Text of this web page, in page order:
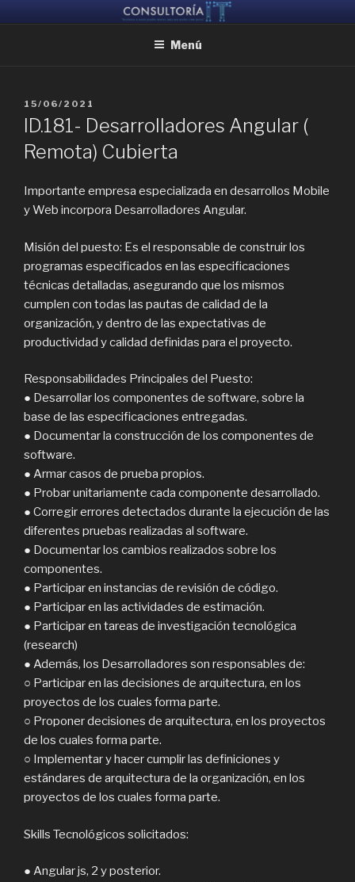
al
CONSULTORIA IT
Ayudamos a reunir grandes mentes, para que puedan crear juntas
Menú
PUBLICADO
EL
15/06/2021
ID.181- Desarrolladores Angular (
Remota) Cubierta
Importante empresa especializada en desarrollos Mobile
y Web incorpora Desarrolladores Angular.
Misión del puesto: Es el responsable de construir los
programas especificados en las especificaciones
técnicas detalladas, asegurando que los mismos
cumplen con todas las pautas de calidad de la
organización, y dentro de las expectativas de
productividad y calidad definidas para el proyecto.
Responsabilidades Principales del Puesto:
● Desarrollar los componentes de software, sobre la
base de las especificaciones entregadas.
● Documentar la construcción de los componentes de
software.
● Armar casos de prueba propios.
● Probar unitariamente cada componente desarrollado.
● Corregir errores detectados durante la ejecución de las
diferentes pruebas realizadas al software.
● Documentar los cambios realizados sobre los
componentes.
● Participar en instancias de revisión de código.
● Participar en las actividades de estimación.
● Participar en tareas de investigación tecnológica
(research)
● Además, los Desarrolladores son responsables de:
○ Participar en las decisiones de arquitectura, en los
proyectos de los cuales forma parte.
○ Proponer decisiones de arquitectura, en los proyectos
de los cuales forma parte.
○ Implementar y hacer cumplir las definiciones y
estándares de arquitectura de la organización, en los
proyectos de los cuales forma parte.
Skills Tecnológicos solicitados:
● Angular js, 2 y posterior.